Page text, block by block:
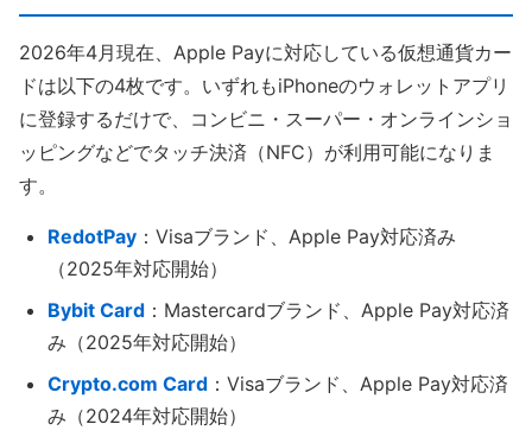
2026年4月現在、Apple Payに対応している仮想通貨カー
ドは以下の4枚です。いずれもiPhoneのウォレットアプリ
に登録するだけで、コンビニ・スーパー・オンラインショ
ッピングなどでタッチ決済（NFC）が利用可能になりま
す。
RedotPay ：Visaブランド、Apple Pay対応済み
（2025年対応開始）
Bybit Card ：Mastercardブランド、Apple Pay対応済
み（2025年対応開始）
Crypto.com Card ：Visaブランド、Apple Pay対応済
み（2024年対応開始）